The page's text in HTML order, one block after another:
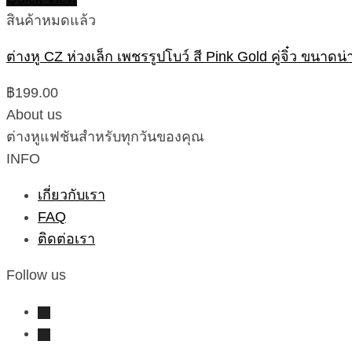
สินค้าหมดแล้ว
ต่างหู CZ ห่วงเล็ก เพชรรูปโบว์ สี Pink Gold คู่จิ๋ว ขนาดน่
฿199.00
About us
ต่างหูแฟชันสำหรับทุกวันของคุณ
INFO
เกี่ยวกับเรา
FAQ
ติดต่อเรา
Follow us
instagram
line